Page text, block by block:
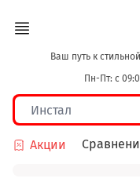
Ваш путь к
Пн-Пт: с
Акции